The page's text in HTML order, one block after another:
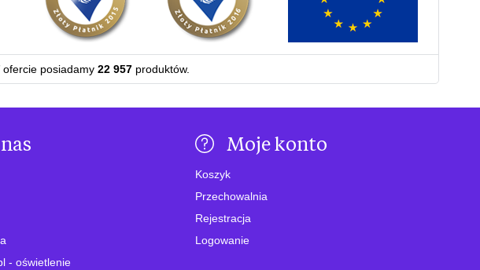
ofercie posiadamy 22 957 produktów.
- oświetlenie
Moje konto
Koszyk
Przechowalnia
Rejestracja
Logowanie